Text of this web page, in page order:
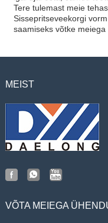
Tere tulemast meie
Sissepritseveekorgi
saamiseks võtke meiega
MEIST
VÕTA MEIEGA